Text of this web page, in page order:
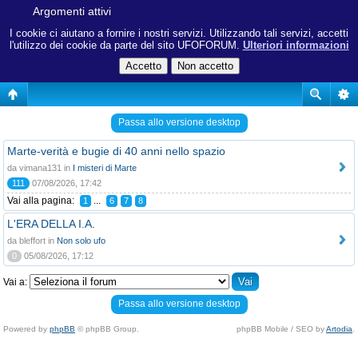
I cookie ci aiutano a fornire i nostri servizi. Utilizzando tali servizi, accetti
l'utilizzo dei cookie da parte del sito UFOFORUM. Ulteriori informazioni
Argomenti attivi
Passa allo versione desktop
Marte-verità e bugie di 40 anni nello spazio
da vimana131 in I misteri di Marte
111
07/08/2026, 17:42
Vai alla pagina: 1 ... 6 7 8
L'ERA DELLA I.A.
da bleffort in Non solo ufo
0
05/08/2026, 17:12
Vai a:
Passa allo versione desktop
Powered by phpBB © phpBB Group. phpBB Mobile / SEO byArtodia